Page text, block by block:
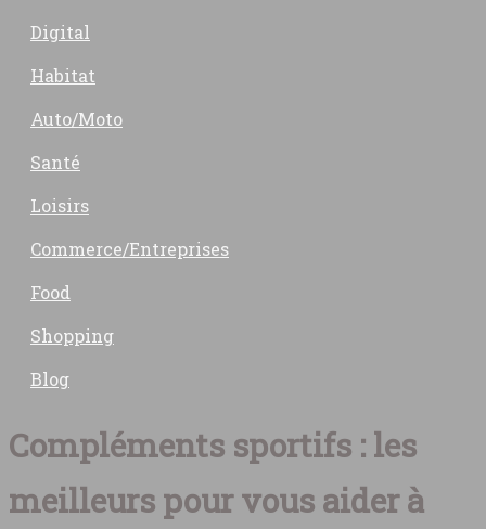
Digital
Habitat
Auto/Moto
Santé
Loisirs
Commerce/Entreprises
Food
Shopping
Blog
Compléments sportifs : les
meilleurs pour vous aider à